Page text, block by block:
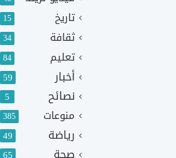
تاريخ 15
ثقافة 34
تعليم 84
أخبار 59
نصائح 5
منوعات 385
رياضة 49